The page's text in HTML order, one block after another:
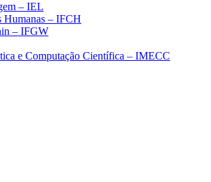
– IEL
Humanas – IFCH
– IFGW
e Computação Científica – IMECC